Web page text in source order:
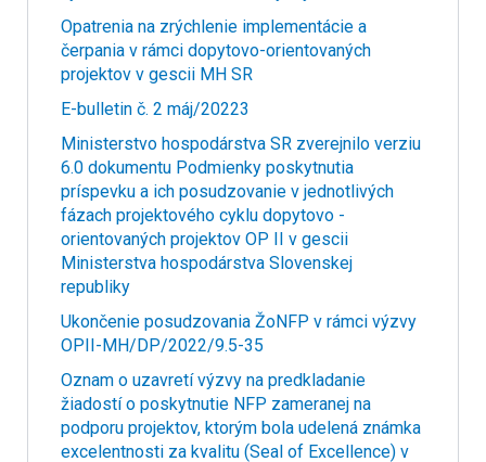
Opatrenia na zrýchlenie implementácie a
čerpania v rámci dopytovo-orientovaných
projektov v gescii MH SR
E-bulletin č. 2 máj/20223
Ministerstvo hospodárstva SR zverejnilo verziu
6.0 dokumentu Podmienky poskytnutia
príspevku a ich posudzovanie v jednotlivých
fázach projektového cyklu dopytovo -
orientovaných projektov OP II v gescii
Ministerstva hospodárstva Slovenskej
republiky
Ukončenie posudzovania ŽoNFP v rámci výzvy
OPII-MH/DP/2022/9.5-35
Oznam o uzavretí výzvy na predkladanie
žiadostí o poskytnutie NFP zameranej na
podporu projektov, ktorým bola udelená známka
excelentnosti za kvalitu (Seal of Excellence) v